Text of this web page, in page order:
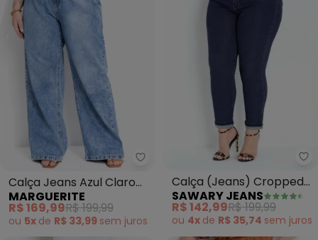
Marguerite - Calça Jeans Azul
Calça Jeans Azul Claro
Estonada Wide Leg
MARGUERITE
R$ 169,99R$ 199,99
ou 5x de R$ 33,99 sem juros
Calça (Jeans) Cropped
com Dobra Plus Size
Sawary
SAWARY JEANS
R$ 142,99R$ 199,99
ou 4x de R$ 35,74 sem juros